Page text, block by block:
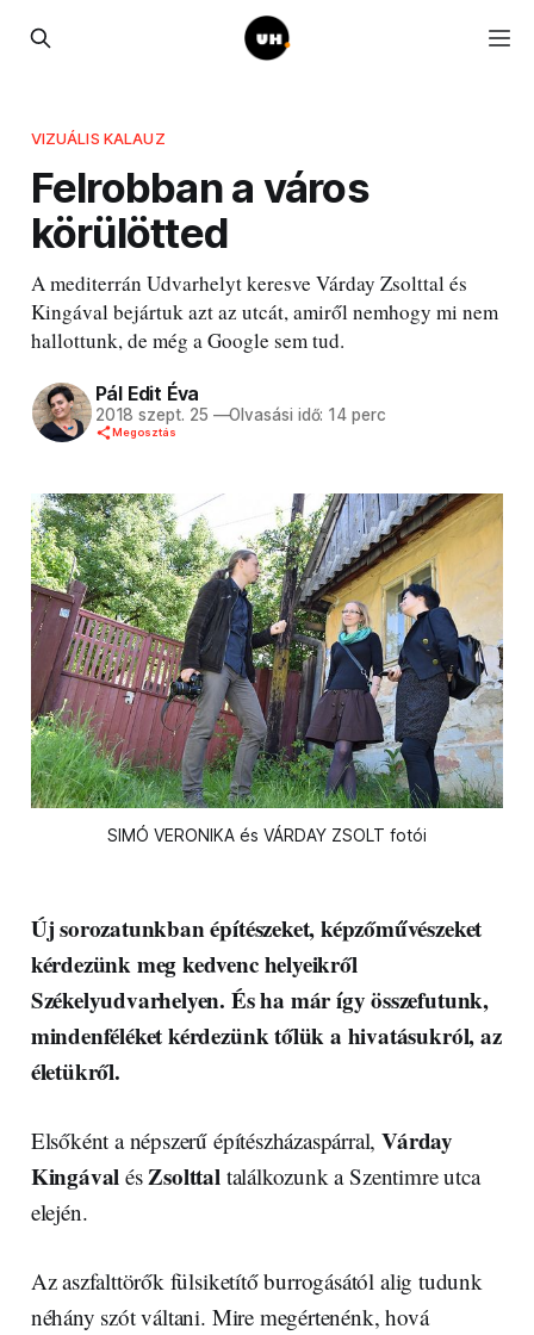
VIZUÁLIS KALAUZ
Felrobban a város
körülötted
A mediterrán Udvarhelyt keresve Várday Zsolttal és
Kingával bejártuk azt az utcát, amiről nemhogy mi nem
hallottunk, de még a Google sem tud.
Pál Edit Éva
2018 szept. 25 —Olvasási idő: 14 perc
Megosztás
SIMÓ VERONIKA és VÁRDAY ZSOLT fotói
Új sorozatunkban építészeket, képzőművészeket
kérdezünk meg kedvenc helyeikről
Székelyudvarhelyen. És ha már így összefutunk,
mindenféléket kérdezünk tőlük a hivatásukról, az
életükről.
Elsőként a népszerű építészházaspárral,Várday
Kingával ésZsolttal találkozunk a Szentimre utca
elején.
Az aszfalttörők fülsiketítő burrogásától alig tudunk
néhány szót váltani. Mire megértenénk, hová